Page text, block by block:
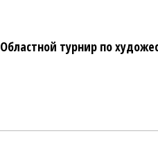
Областной турнир по